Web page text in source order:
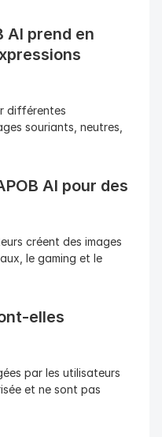
AI prend en
différentes
souriants, neutres,
AI pour des
créent des images
le gaming et le
elles
par les utilisateurs
et ne sont pas